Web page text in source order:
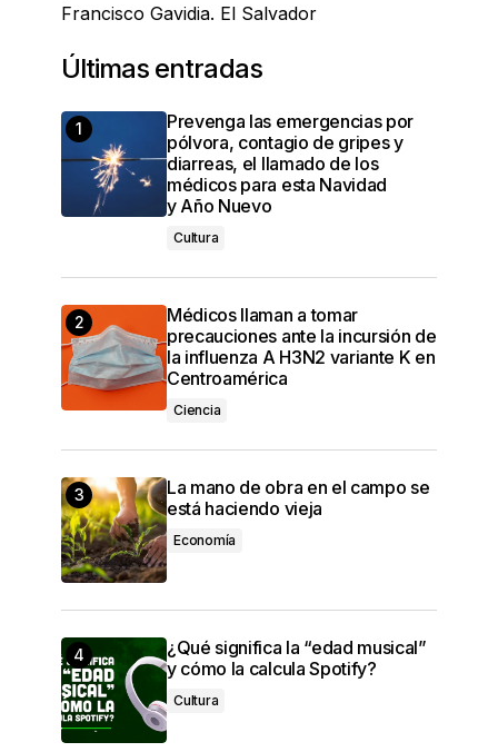
Francisco Gavidia. El Salvador
Últimas entradas
Prevenga las emergencias por
pólvora, contagio de gripes y
diarreas, el llamado de los
médicos para esta Navidad
y Año Nuevo
Cultura
Médicos llaman a tomar
precauciones ante la incursión de
la influenza A H3N2 variante K en
Centroamérica
Ciencia
La mano de obra en el campo se
está haciendo vieja
Economía
¿Qué significa la “edad musical”
y cómo la calcula Spotify?
Cultura